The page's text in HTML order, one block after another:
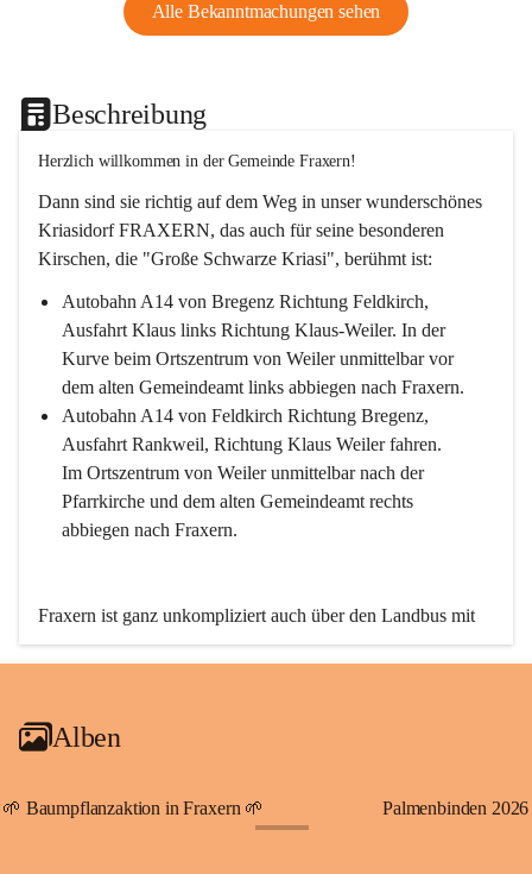
Alle Bekanntmachungen sehen
Beschreibung
Herzlich willkommen in der Gemeinde Fraxern!
Dann sind sie richtig auf dem Weg in unser wunderschönes
Kriasidorf FRAXERN, das auch für seine besonderen
Kirschen, die "Große Schwarze Kriasi", berühmt ist:
Autobahn A14 von Bregenz Richtung Feldkirch,
Ausfahrt Klaus links Richtung Klaus-Weiler. In der
Kurve beim Ortszentrum von Weiler unmittelbar vor
dem alten Gemeindeamt links abbiegen nach Fraxern.
Autobahn A14 von Feldkirch Richtung Bregenz,
Ausfahrt Rankweil, Richtung Klaus Weiler fahren.
Im Ortszentrum von Weiler unmittelbar nach der
Pfarrkirche und dem alten Gemeindeamt rechts
abbiegen nach Fraxern.
Fraxern ist ganz unkompliziert auch über den Landbus mit
den öffentlichen Verkehrsmitteln zu erreichen. Die Linie
An Samstagen, Sonn- und Feiertagen können Sie bequem
persönlichen Linienbus zur gewünschten Zeit zu Ihrer
Haltestelle bestellen. Sowohl von Weiler kommend nach
Alben
🌱 Baumpflanzaktion in Fraxern 🌱 Palmenbinden 2026